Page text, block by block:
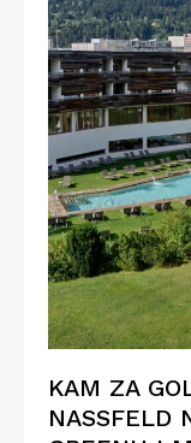
KAM ZA
NASSFELD